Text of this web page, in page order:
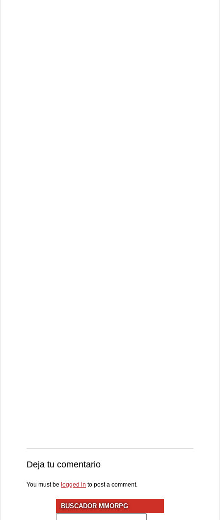
Deja tu comentario
You must be logged in to post a comment.
BUSCADOR MMORPG